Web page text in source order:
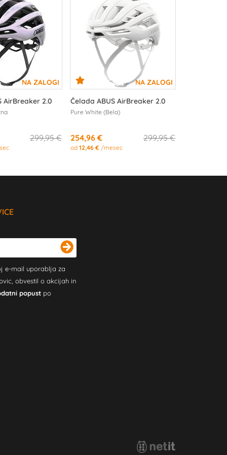
AirBreaker 2.0
299,95 €
Čelada ABUS AirBreaker 2.0
Pure White (Bela)
299,95 €
254,96 €
od12,46 € /mesec
e-mail uporablja za
obvestil o akcijah in
popust po